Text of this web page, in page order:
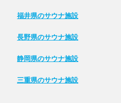
福井県のサウナ施設
長野県のサウナ施設
静岡県のサウナ施設
三重県のサウナ施設